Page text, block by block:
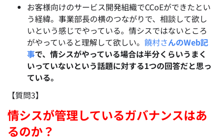
お客様向けのサービス開発組織でCCoEができたとい
う経緯。事業部長の横のつながりで、相談して欲し
いという感じでやっている。情シスではないところ
がやっていると理解して欲しい。 饒村さんのWeb記
事で、情シスがやっている場合は半分くらいうまく
いっていないという話題に対する1つの回答だと思っ
ている。
【質問3】
情シスが管理しているガバナンスはあ
るのか？